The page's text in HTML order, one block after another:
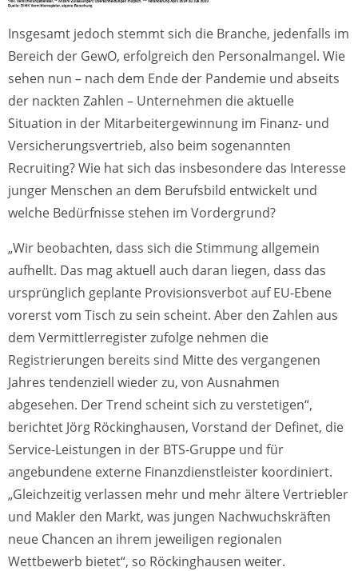
Insgesamt jedoch stemmt sich die Branche, jedenfalls im
Bereich der GewO, erfolgreich den Personalmangel. Wie
sehen nun – nach dem Ende der Pandemie und abseits
der nackten Zahlen – Unternehmen die aktuelle
Situation in der Mitarbeitergewinnung im Finanz- und
Versicherungsvertrieb, also beim sogenannten
Recruiting? Wie hat sich das insbesondere das Interesse
junger Menschen an dem Berufsbild entwickelt und
welche Bedürfnisse stehen im Vordergrund?
„Wir beobachten, dass sich die Stimmung allgemein
aufhellt. Das mag aktuell auch daran liegen, dass das
ursprünglich geplante Provisionsverbot auf EU-Ebene
vorerst vom Tisch zu sein scheint. Aber den Zahlen aus
dem Vermittlerregister zufolge nehmen die
Registrierungen bereits sind Mitte des vergangenen
Jahres tendenziell wieder zu, von Ausnahmen
abgesehen. Der Trend scheint sich zu verstetigen“,
berichtet Jörg Röckinghausen, Vorstand der Definet, die
Service-Leistungen in der BTS-Gruppe und für
angebundene externe Finanzdienstleister koordiniert.
„Gleichzeitig verlassen mehr und mehr ältere Vertriebler
und Makler den Markt, was jungen Nachwuchskräften
neue Chancen an ihrem jeweiligen regionalen
Wettbewerb bietet“, so Röckinghausen weiter.